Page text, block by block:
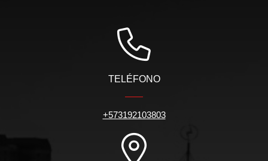
TELÉFONO
+573192103803